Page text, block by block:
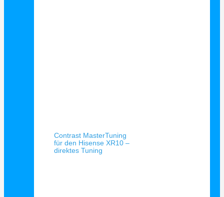
Contrast MasterTuning
für den Hisense XR10 –
direktes Tuning